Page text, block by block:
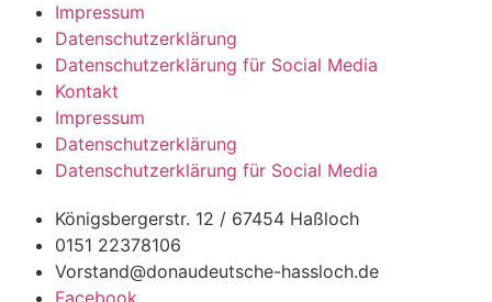
Impressum
Datenschutzerklärung
Datenschutzerklärung für Social Media
Kontakt
Impressum
Datenschutzerklärung
Datenschutzerklärung für Social Media
Königsbergerstr. 12 / 67454 Haßloch
0151 22378106
Vorstand@donaudeutsche-hassloch.de